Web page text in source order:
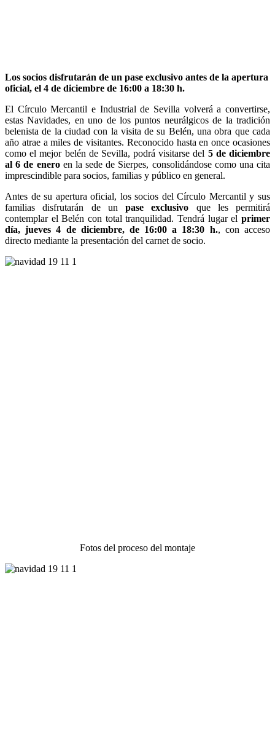
Los socios disfrutarán de un pase exclusivo antes de la apertura
oficial, el 4 de diciembre de 16:00 a 18:30 h.
El Círculo Mercantil e Industrial de Sevilla volverá a convertirse,
estas Navidades, en uno de los puntos neurálgicos de la tradición
belenista de la ciudad con la visita de su Belén, una obra que cada
año atrae a miles de visitantes. Reconocido hasta en once ocasiones
como el mejor belén de Sevilla, podrá visitarse del 5 de diciembre
al 6 de eneroen la sede de Sierpes, consolidándose como una cita
imprescindible para socios, familias y público en general.
Antes de su apertura oficial, los socios del Círculo Mercantil y sus
familias disfrutarán de un pase exclusivo que les permitirá
contemplar el Belén con total tranquilidad. Tendrá lugar el primer
día, jueves 4 de diciembre, de 16:00 a 18:30 h., con acceso
directo mediante la presentación del carnet de socio.
Fotos del proceso del montaje